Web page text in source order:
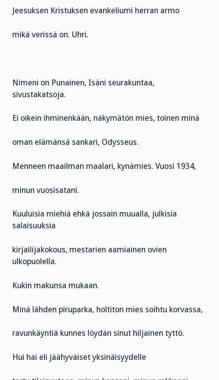
Jeesuksen Kristuksen evankeliumi herran armo
mikä verissä on. Uhri.
Nimeni on Punainen, Isäni seurakuntaa,
sivustakatsoja.
Ei oikein ihminenkään, näkymätön mies, toinen minä
oman elämänsä sankari, Odysseus.
Menneen maailman maalari, kynämies. Vuosi 1934,
minun vuosisatani.
Kuuluisia miehiä ehkä jossain muualla, julkisia
salaisuuksia
kirjailijakokous, mestarien aamiainen ovien
ulkopuolella.
Kukin makunsa mukaan.
Minä lähden piruparka, holtiton mies soihtu korvassa,
ravunkäyntiä kunnes löydän sinut hiljainen tyttö.
Hui hai eli jäähyväiset yksinäisyydelle